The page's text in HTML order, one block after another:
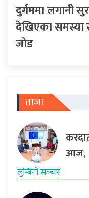
दुर्गममा लगानी
देखिएका समस्या
जोड
ताजा
आज,
लुम्बिनी सञ्‍चार